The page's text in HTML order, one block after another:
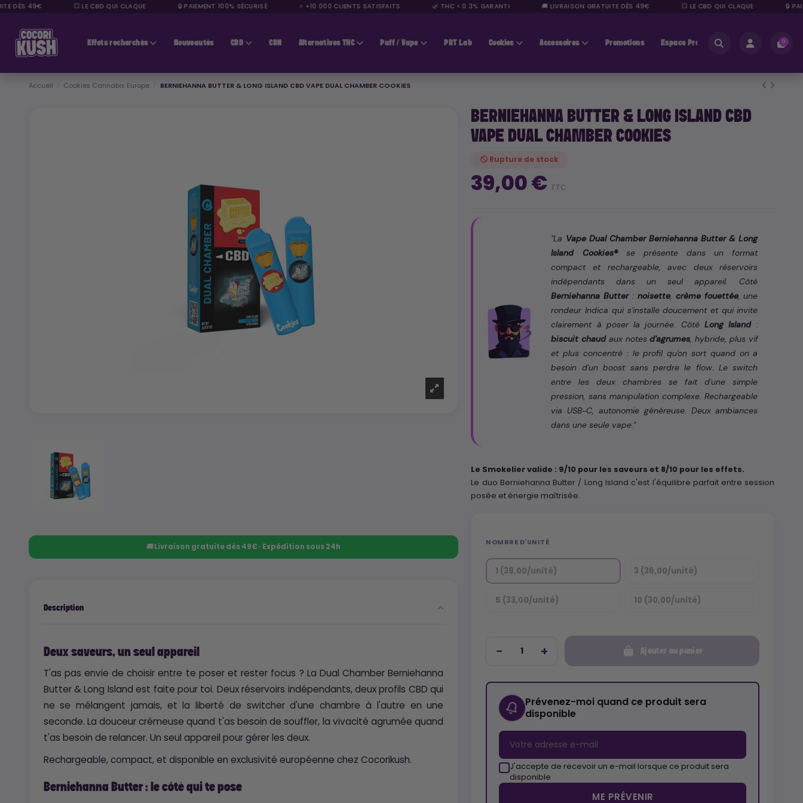
DÈS 49€ 💥 LE CBD QUI CLAQUE 🔒 PAIEMENT 100% SÉCURISÉ ⭐ +10 000 CLIENTS SATISFAITS 🌿 THC < 0.3% GARANTI 🚚 LIVRAISON GRATUITE DÈS 49€ 💥 LE CBD QUI CLAQUE 🔒
Effets recherchés Nouveautés CBD CBN Alternatives THC Puff / Vape PRT Lab Cookies Accessoires Promotions Espace Pros 0
Accueil Cookies Cannabis Europe BERNIEHANNA BUTTER & LONG ISLAND CBD VAPE DUAL CHAMBER COOKIES
🚚 Livraison gratuite dès 49€ · Expédition sous 24h
Description
Deux saveurs, un seul appareil
T'as pas envie de choisir entre te poser et rester focus ? La Dual Chamber Berniehanna
Butter & Long Island est faite pour toi. Deux réservoirs indépendants, deux profils CBD qui
ne se mélangent jamais, et la liberté de switcher d'une chambre à l'autre en une
seconde. La douceur crémeuse quand t'as besoin de souffler, la vivacité agrumée quand
t'as besoin de relancer. Un seul appareil pour gérer les deux.
Rechargeable, compact, et disponible en exclusivité européenne chez Cocorikush.
Berniehanna Butter : le côté qui te pose
BERNIEHANNA BUTTER & LONG ISLAND CBD
VAPE DUAL CHAMBER COOKIES
Rupture de stock
39,00 € TTC
"La Vape Dual Chamber Berniehanna Butter & Long
Island Cookies®se présente dans un format
compact et rechargeable, avec deux réservoirs
indépendants dans un seul appareil. Côté
Berniehanna Butter: noisette, crème fouettée, une
rondeur Indica qui s'installe doucement et qui invite
clairement à poser la journée. Côté Long Island:
biscuit chaudaux notesd'agrumes, hybride, plus vif
et plus concentré : le profil qu'on sort quand on a
besoin d'un boost sans perdre le flow. Le switch
entre les deux chambres se fait d'une simple
pression, sans manipulation complexe. Rechargeable
via USB-C, autonomie généreuse. Deux ambiances
dans une seule vape."
Le Smokelier valide : 9/10 pour les saveurs et 8/10 pour les effets.
Le duo Berniehanna Butter / Long Island c'est l'équilibre parfait entre session
posée et énergie maîtrisée.
NOMBRE D'UNITÉ
1 (39,00/unité) 3 (36,00/unité)
5 (33,00/unité) 10 (30,00/unité)
Ajouter au panier
Prévenez-moi quand ce produit sera
disponible
J'accepte de recevoir un e-mail lorsque ce produit sera
disponible
ME PRÉVENIR